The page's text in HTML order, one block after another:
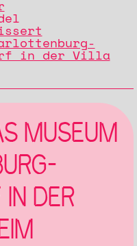
in der Villa
MUSEUM
DER